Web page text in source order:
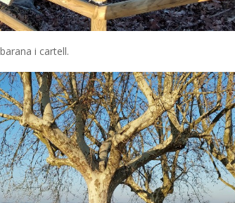
i cartell.